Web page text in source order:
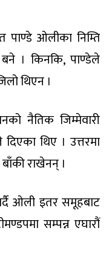
पाण्डे ओलीका निम्ति
बने । किनकि, पाण्डेले
थिएन ।
नैतिक जिम्मेवारी
थिए । उत्तरमा
राखेनन् ।
ओली इतर समूहबाट
सम्पन्न एघारौं